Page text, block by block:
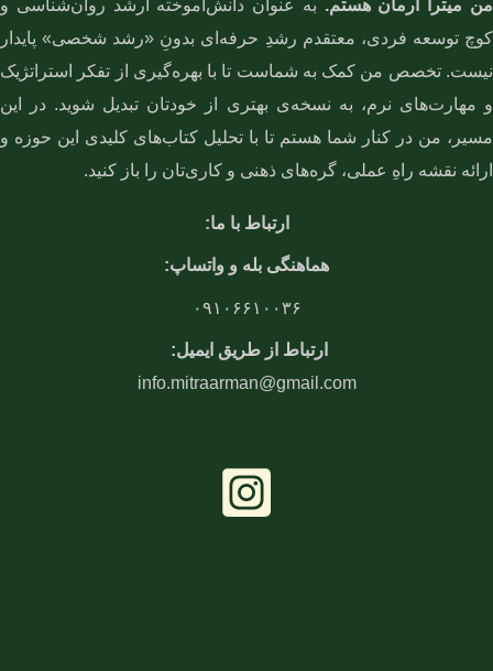
من میترا آرمان هستم. به عنوان دانش‌آموخته ارشد روان‌شناسی و
کوچ توسعه فردی، معتقدم رشدِ حرفه‌ای بدونِ «رشد شخصی» پایدار
نیست. تخصص من کمک به شماست تا با بهره‌گیری از تفکر استراتژیک
و مهارت‌های نرم، به نسخه‌ی بهتری از خودتان تبدیل شوید. در این
مسیر، من در کنار شما هستم تا با تحلیل کتاب‌های کلیدی این حوزه و
ارائه نقشه راهِ عملی، گره‌های ذهنی و کاری‌تان را باز کنید.
ارتباط با ما:
هماهنگی بله و واتساپ:
۰۹۱۰۶۶۱۰۰۳۶
ارتباط از طریق ایمیل:
info.mitraarman@gmail.com